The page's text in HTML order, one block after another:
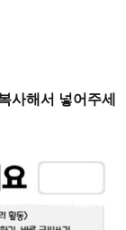
사해서 넣어주세